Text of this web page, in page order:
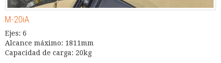
M-20iA
Ejes: 6
Alcance máximo: 1811mm
Capacidad de carga: 20kg